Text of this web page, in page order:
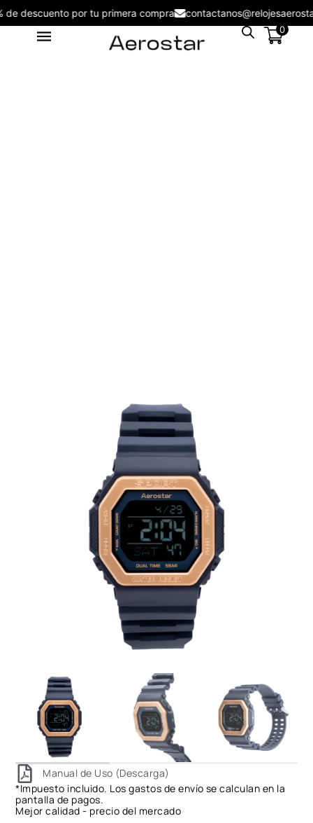
5% de descuento por tu primera compra
0
Manual de Uso (Descarga)
*Impuesto incluido. Los gastos de envío se calculan en la
pantalla de pagos.
Mejor calidad - precio del mercado